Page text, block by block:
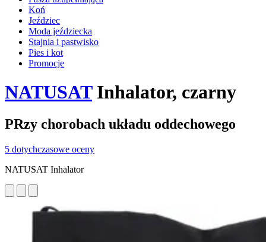
Koń
Jeździec
Moda jeździecka
Stajnia i pastwisko
Pies i kot
Promocje
NATUSATInhalator, czarny
PRzy chorobach układu oddechowego
5 dotychczasowe oceny
NATUSAT Inhalator